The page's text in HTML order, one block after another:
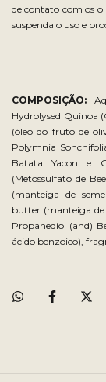
de contato com os
suspenda o uso e
COMPOSIÇÃO:
Hydrolysed Quinoa
(óleo do fruto de
Polymnia
Batata Yacon e
(Metossulfato de
(manteiga de
butter (manteiga
Propanediol (and)
ácido benzoico),